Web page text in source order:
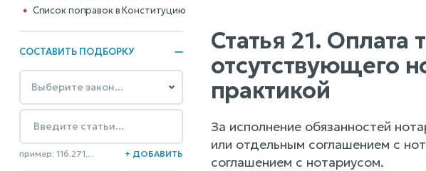
Cписок поправок в Конституцию
СОСТАВИТЬ ПОДБОРКУ
пример: 116,271,... + ДОБАВИТЬ
Статья 21.
отсутствующего
практикой
За исполнение обязанностей
или отдельным соглашением с
соглашением с нотариусом.